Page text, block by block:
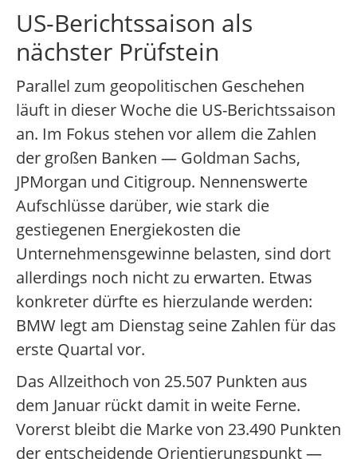
US-Berichtssaison als
nächster Prüfstein
Parallel zum geopolitischen Geschehen
läuft in dieser Woche die US-Berichtssaison
an. Im Fokus stehen vor allem die Zahlen
der großen Banken — Goldman Sachs,
JPMorgan und Citigroup. Nennenswerte
Aufschlüsse darüber, wie stark die
gestiegenen Energiekosten die
Unternehmensgewinne belasten, sind dort
allerdings noch nicht zu erwarten. Etwas
konkreter dürfte es hierzulande werden:
BMW legt am Dienstag seine Zahlen für das
erste Quartal vor.
Das Allzeithoch von 25.507 Punkten aus
dem Januar rückt damit in weite Ferne.
Vorerst bleibt die Marke von 23.490 Punkten
der entscheidende Orientierungspunkt —